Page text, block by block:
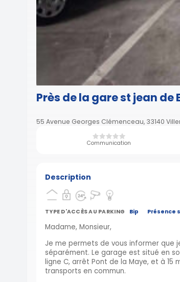
Près de la gare st jean de
55 Avenue Georges Clémenceau, 33140
Communication
Description
TYPE D'ACCÈS AU PARKING Bip Présence
Madame, Monsieur,
Je me permets de vous informer que
séparément. Le garage est situé en
ligne C, arrêt Pont de la Maye, et à
transports en commun.